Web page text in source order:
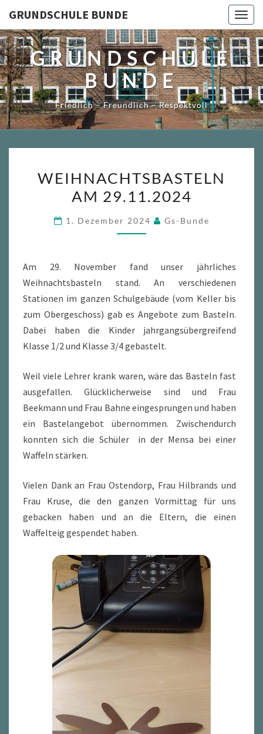
content
GRUNDSCHULE BUNDE
GRUNDSCHULE
BUNDE
Friedlich – Freundlich – Respektvoll
AM
29.11.2024
WEIHNACHTSBASTELN
AM 29.11.2024
1. Dezember 2024 Gs-Bunde
Am 29. November fand unser jährliches
Weihnachtsbasteln stand. An verschiedenen
Stationen im ganzen Schulgebäude (vom Keller bis
zum Obergeschoss) gab es Angebote zum Basteln.
Dabei haben die Kinder jahrgangsübergreifend
Klasse 1/2 und Klasse 3/4 gebastelt.
Weil viele Lehrer krank waren, wäre das Basteln fast
ausgefallen. Glücklicherweise sind und Frau
Beekmann und Frau Bahne eingesprungen und haben
ein Bastelangebot übernommen. Zwischendurch
konnten sich die Schüler in der Mensa bei einer
Waffeln stärken.
Vielen Dank an Frau Ostendorp, Frau Hilbrands und
Frau Kruse, die den ganzen Vormittag für uns
gebacken haben und an die Eltern, die einen
Waffelteig gespendet haben.